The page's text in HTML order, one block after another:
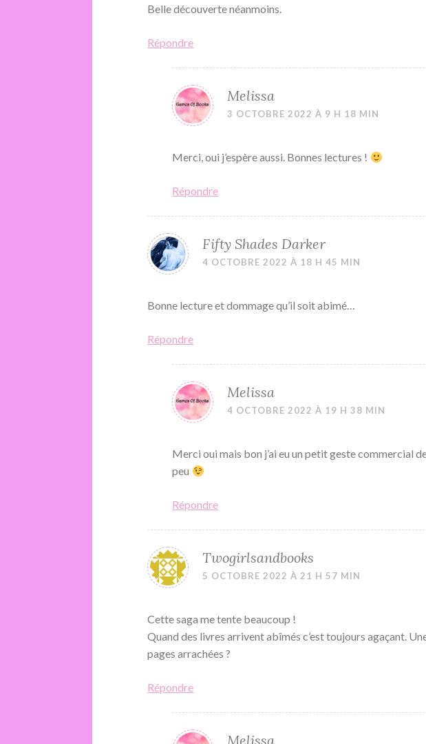
Belle découverte néanmoins.
Répondre
Melissa
3 OCTOBRE 2022 À 9 H 18 MIN
Merci, oui j’espère aussi. Bonnes lectures !
Répondre
Fifty Shades Darker
4 OCTOBRE 2022 À 18 H 45 MIN
Bonne lecture et dommage qu’il soit abimé…
Répondre
Melissa
4 OCTOBRE 2022 À 19 H 38 MIN
Merci oui mais bon j’ai eu un petit geste commercial
peu
Répondre
Twogirlsandbooks
5 OCTOBRE 2022 À 21 H 57 MIN
Cette saga me tente beaucoup !
Quand des livres arrivent abîmés c’est toujours agaçant.
pages arrachées ?
Répondre
Melissa